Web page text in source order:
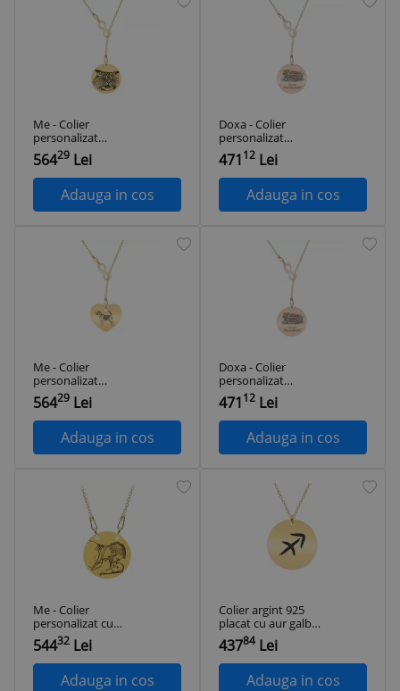
Me - Colier
personalizat
asimetric cu
fotografie banut si
infinit din argint 925
placat cu aur galben
56429 Lei
Adauga in cos
Doxa - Colier
personalizat
asimetric
educatoare cu
infinit si banut din
argint 925 placat cu
aur roz
47112 Lei
Adauga in cos
Me - Colier
personalizat
asimetric cu
fotografie inimioara
si infinit din argint
925 placat cu aur
galben 24K
56429 Lei
Adauga in cos
Doxa - Colier
personalizat
asimetric
profesoara cu infinit
si banut din argint
925 placat cu aur
47112 Lei
Adauga in cos
Me - Colier
personalizat cu
fotografie si banut
din argint 925 placat
cu aur galben 24K
54432 Lei
Adauga in cos
Colier argint 925
placat cu aur galben
24K personalizat cu
semn zodiacal
Sagetator
43784 Lei
Adauga in cos